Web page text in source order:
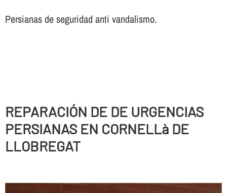
Persianas de seguridad anti vandalismo.
REPARACIÓN DE DE URGENCIAS
PERSIANAS EN CORNELLà DE
LLOBREGAT